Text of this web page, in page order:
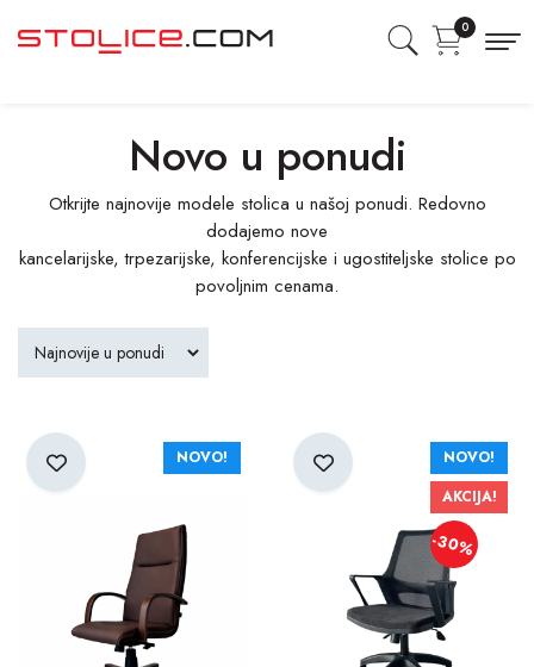
0
Novo u ponudi
Otkrijte najnovije modele stolica u našoj ponudi. Redovno
dodajemo nove
kancelarijske, trpezarijske, konferencijske i ugostiteljske stolice po
povoljnim cenama.
NOVO!
NOVO!
AKCIJA!
-30%